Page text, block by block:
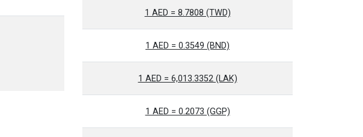
1 AED = 8.7808 (TWD)
1 AED = 0.3549 (BND)
1 AED = 6,013.3352 (LAK)
1 AED = 0.2073 (GGP)